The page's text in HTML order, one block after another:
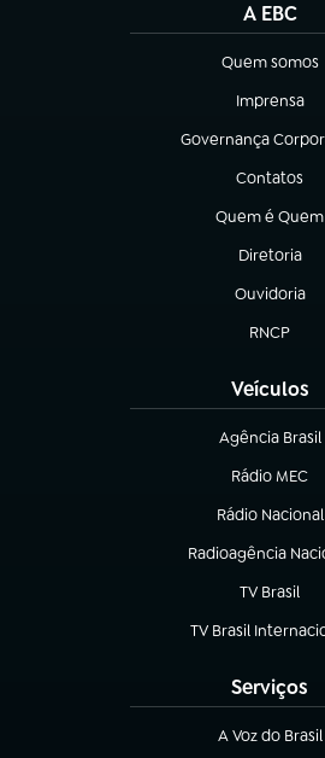
A EBC
Quem somos
(abre em nova
Imprensa
(abre em
Governança
(abre em nova aba)
Contatos
(abre em
Quem é Quem
(abre em nova
Diretoria
(abre em
Ouvidoria
(abre em
RNCP
(abre em
Veículos
Agência Brasil
(abre em nova
Rádio MEC
Rádio Nacional
(abre em nova
Radioagência
(abre em nova
TV Brasil
(abre em
TV Brasil
(abre em nova
Serviços
A Voz do Brasil
(abre em nova